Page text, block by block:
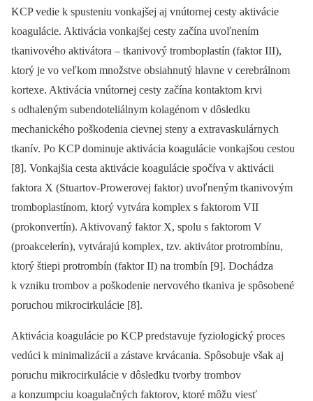
KCP vedie k spusteniu vonkajšej aj vnútornej cesty aktivácie
koagulácie. Aktivácia vonkajšej cesty začína uvoľnením
tkanivového aktivátora –⁠ tkanivový tromboplastín (faktor III),
ktorý je vo veľkom množstve obsiahnutý hlavne v cerebrálnom
kortexe. Aktivácia vnútornej cesty začína kontaktom krvi
s odhaleným subendoteliálnym kolagénom v dôsledku
mechanického poškodenia cievnej steny a extravaskulárnych
tkanív. Po KCP dominuje aktivácia koagulácie vonkajšou cestou
[8]. Vonkajšia cesta aktivácie koagulácie spočíva v aktivácii
faktora X (Stuartov-Prowerovej faktor) uvoľneným tkanivovým
tromboplastínom, ktorý vytvára komplex s faktorom VII
(prokonvertín). Aktivovaný faktor X, spolu s faktorom V
(proakcelerín), vytvárajú komplex, tzv. aktivátor protrombínu,
ktorý štiepi protrombín (faktor II) na trombín [9]. Dochádza
k vzniku trombov a poškodenie nervového tkaniva je spôsobené
poruchou mikrocirkulácie [8].
Aktivácia koagulácie po KCP predstavuje fyziologický proces
vedúci k minimalizácii a zástave krvácania. Spôsobuje však aj
poruchu mikrocirkulácie v dôsledku tvorby trombov
a konzumpciu koagulačných faktorov, ktoré môžu viesť